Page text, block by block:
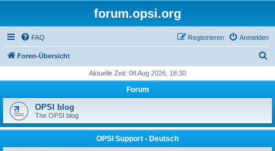
forum.opsi.org
FAQ Anmelden
Registrieren
Foren-Übersicht
h
Aktuelle Zeit: 08 Aug 2026, 18:30
Forum
OPSI blog
The OPSI blog
OPSI Support - Deutsch